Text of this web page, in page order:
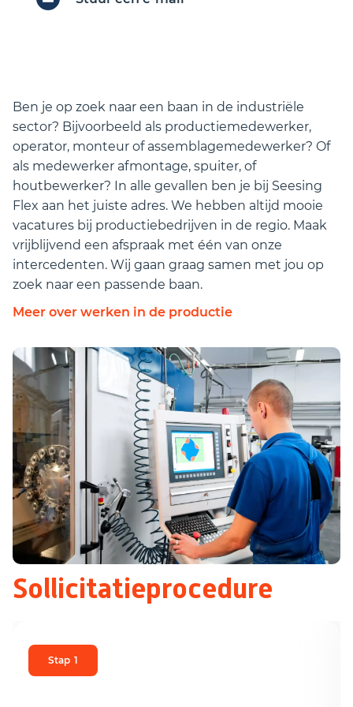
Ben je op zoek naar een baan in de industriële
sector? Bijvoorbeeld als productiemedewerker,
operator, monteur of assemblagemedewerker? Of
als medewerker afmontage, spuiter, of
houtbewerker? In alle gevallen ben je bij Seesing
Flex aan het juiste adres. We hebben altijd mooie
vacatures bij productiebedrijven in de regio. Maak
vrijblijvend een afspraak met één van onze
intercedenten. Wij gaan graag samen met jou op
zoek naar een passende baan.
Meer over werken in de productie
Sollicitatieprocedure
Stap 1